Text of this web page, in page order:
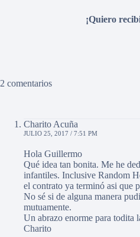
¡Quiero
2 comentarios
Charito Acuña
JULIO 25, 2017 / 7:51 PM
Hola Guillermo
Qué idea tan bonita. Me he
infantiles. Inclusive Random
el contrato ya terminó asi que
No sé si de alguna manera
mutuamente.
Un abrazo enorme para todita
Charito